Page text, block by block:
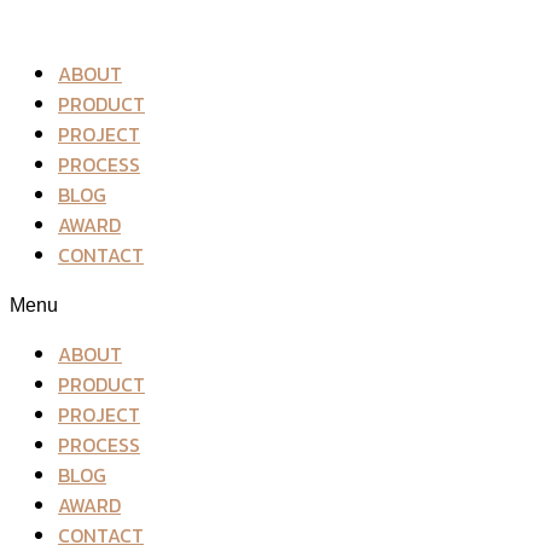
ABOUT
PRODUCT
PROJECT
PROCESS
BLOG
AWARD
CONTACT
Menu
ABOUT
PRODUCT
PROJECT
PROCESS
BLOG
AWARD
CONTACT